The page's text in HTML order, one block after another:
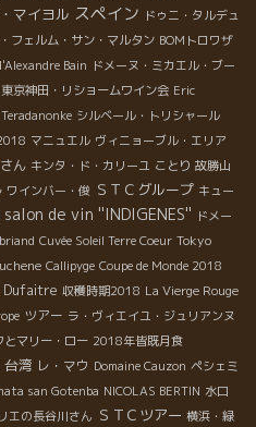
マイヨル スペイン ドゥニ・タルデュ
フェルム・サン・マルタン BOMトロワザ
Bain ドメーヌ・ミカエル・ブー
東京神田・リショームワイン会 Eric
Teradanonke シルベール・トリシャール
マニュエル ヴィニョーブル・エリア
ん キンタ・ド・カリーユ ことり 故勝山
ワインバー・俊 ＳＴＣグループ キュー
salon de vin ''INDIGENES'' ドメー
Cuvée Soleil Terre Coeur Tokyo
Callipyge Coupe de Monde 2018
Dufaitre 収穫時期2018 La Vierge Rouge
ツアー ラ・ヴィエイユ・ジュリアンヌ
とマリー・ロー 2018年皆既月食
台湾 レ・マウ Domaine Cauzon ペシェミ
san Gotenba NICOLAS BERTIN 水口
エの長谷川さん ＳＴＣツアー 横浜・緑